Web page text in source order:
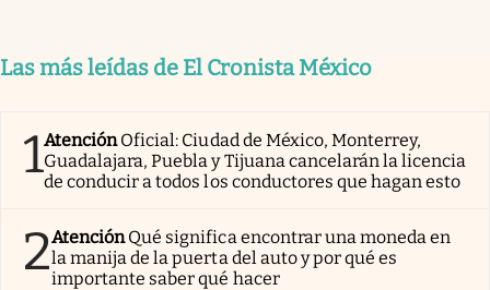
Las más leídas de El Cronista México
1AtenciónOficial: Ciudad de México, Monterrey,
Guadalajara, Puebla y Tijuana cancelarán la licencia
de conducir a todos los conductores que hagan esto
2AtenciónQué significa encontrar una moneda en
la manija de la puerta del auto y por qué es
importante saber qué hacer